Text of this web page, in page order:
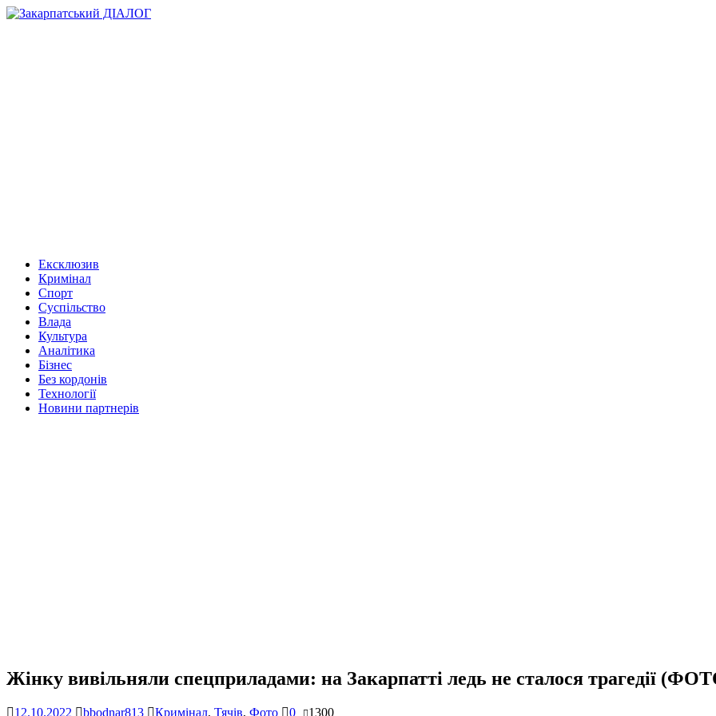
Ексклюзив
Кримінал
Спорт
Суспільство
Влада
Культура
Аналітика
Бізнес
Без кордонів
Технології
Новини партнерів
Жінку вивільняли спецприладами: на Закарпатті ледь не сталося трагедії
12.10.2022 bbodnar813 Кримінал, Тячів, Фото 0 1300